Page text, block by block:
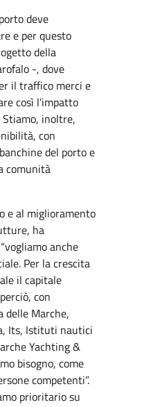
deve
e per questo
della
-, dove
il traffico merci e
così l’impatto
inoltre,
con
del porto e
comunità
e al miglioramento
ha
anche
Per la crescita
il capitale
con
delle Marche,
Its, Istituti nautici
Yachting &
bisogno, come
competenti”.
prioritario su